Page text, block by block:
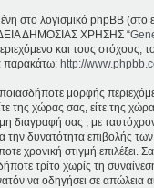
στο λογισμικό phpBB
ΔΗΜΟΣΙΑΣ ΧΡΗΣΗΣ “
και τους στόχους,
παρακάτω:http://
μορφής
της χώρας σας, είτε της
διαγραφή σας , με
την δυνατότητα επιβολής
χρονική στιγμή επιλέξει.
τρίτο χωρίς τη
να οδηγήσει σε απώλεια